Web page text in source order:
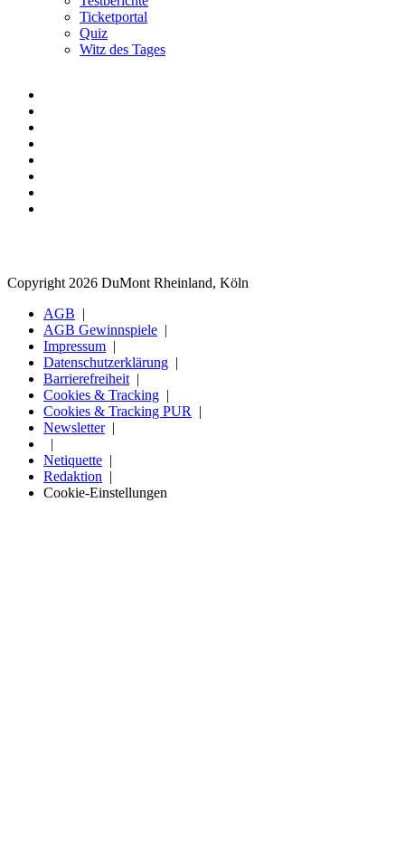
Ticketportal
Quiz
Witz des Tages
Copyright 2026 DuMont Rheinland, Köln
AGB
AGB Gewinnspiele
Impressum
Datenschutzerklärung
Barrierefreiheit
Cookies & Tracking
Cookies & Tracking PUR
Newsletter
Netiquette
Redaktion
Cookie-Einstellungen